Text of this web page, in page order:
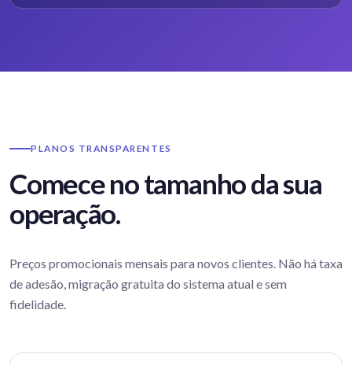
PLANOS TRANSPARENTES
Comece no tamanho da sua
operação.
Preços promocionais mensais para novos clientes. Não há taxa
de adesão, migração gratuita do sistema atual e sem
fidelidade.